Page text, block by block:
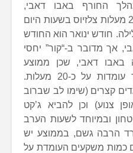
החורף באבו דאבי,
הטמפרטורות נעות בין 24-29 מעלות צלזיוס בשעות היום
הלילה. חודש ינואר הוא החודש
אך מדובר ב-“קור” יחסי
דאבי, שכן ממוצע
הטמפרטורות בחודש ינואר עומדות על כ-20 מעלות.
קצרים (שימו לב שברוב
צנוע) וכן להביא ג’קט
ובמיוחד לשעות הערב
הרבה גשם, בממוצע יש
כמות משקעים העומדת על